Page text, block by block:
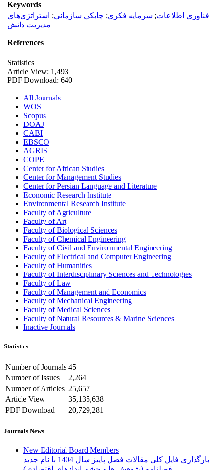
Keywords
فناوری اطلاعات; سرمایه فکری; چابکی سازمانی; استراتژی‌های
مدیریت دانش
References
Statistics
Article View: 1,493
PDF Download: 640
All Journals
WOS
Scopus
DOAJ
CABI
EBSCO
AGRIS
COPE
Center for African Studies
Center for Management Studies
Center for Persian Language and Literature
Economic Research Institute
Environmental Research Institute
Faculty of Agriculture
Faculty of Art
Faculty of Biological Sciences
Faculty of Chemical Engineering
Faculty of Civil and Environmental Engineering
Faculty of Electrical and Computer Engineering
Faculty of Humanities
Faculty of Interdisciplinary Sciences and Technologies
Faculty of Law
Faculty of Management and Economics
Faculty of Mechanical Engineering
Faculty of Medical Sciences
Faculty of Natural Resources & Marine Sciences
Inactive Journals
Statistics
Number of Journals 45
Number of Issues
2,264
Number of Articles 25,657
Article View
35,135,638
PDF Download
20,729,281
Journals News
New Editorial Board Members
بارگذاری فایل کلی مقالات فصل پاییز سال 1404 با نام جدید